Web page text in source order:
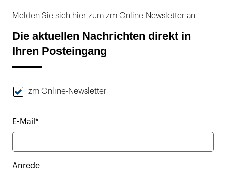
Melden Sie sich hier zum zm Online-Newsletter an
Die aktuellen Nachrichten direkt in
Ihren Posteingang
zm Online-Newsletter
E-Mail*
Anrede